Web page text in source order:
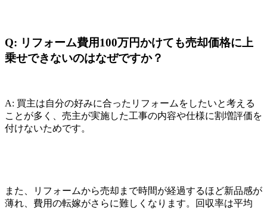
Q: リフォーム費用100万円かけても売却価格に上
乗せできないのはなぜですか？
A: 買主は自分の好みに合ったリフォームをしたいと考える
ことが多く、売主が実施した工事の内容や仕様に割増評価を
付けないためです。
また、リフォームから売却まで時間が経過するほど新品感が
薄れ、費用の転嫁がさらに難しくなります。回収率は平均